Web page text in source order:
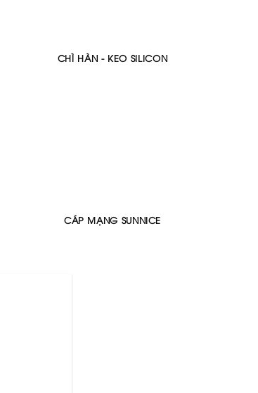
CHÌ HÀN - KEO SILICON
CÁP MẠNG SUNNICE